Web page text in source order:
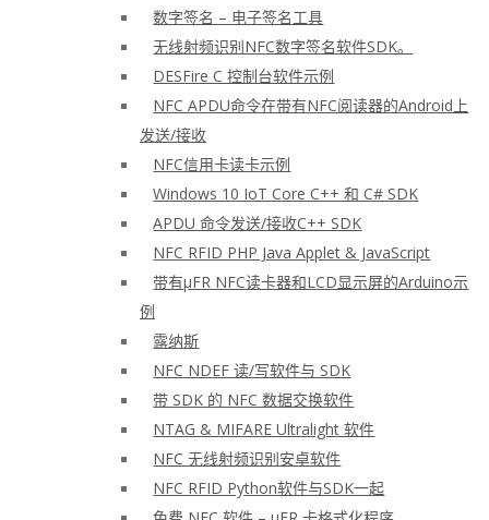
数字签名 – 电子签名工具
无线射频识别NFC数字签名软件SDK。
DESFire C 控制台软件示例
NFC APDU命令在带有NFC阅读器的Android上
发送/接收
NFC信用卡读卡示例
Windows 10 IoT Core C++ 和 C# SDK
APDU 命令发送/接收C++ SDK
NFC RFID PHP Java Applet & JavaScript
带有μFR NFC读卡器和LCD显示屏的Arduino示
例
露纳斯
NFC NDEF 读/写软件与 SDK
带 SDK 的 NFC 数据交换软件
NTAG & MIFARE Ultralight 软件
NFC 无线射频识别安卓软件
NFC RFID Python软件与SDK一起